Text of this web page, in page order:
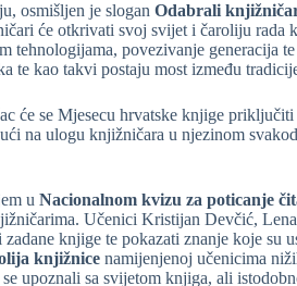
osmišljen je slogan Odabrali
će otkrivati svoj svijet i čaroliju rada
povezivanje generacija te
te kao takvi postaju most između
će se Mjesecu hrvatske knjige
na ulogu knjižničara u njezinom
u Nacionalnom kvizu za poticanje
Učenici Kristijan Devčić,
knjige te pokazati znanje koje su
knjižnicenamijenjenoj učenicima
upoznali sa svijetom knjiga, ali